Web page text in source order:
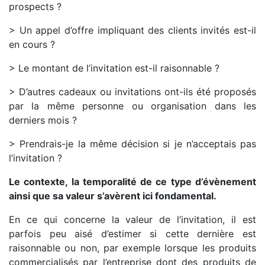
prospects ?
> Un appel d’offre impliquant des clients invités est-il
en cours ?
> Le montant de l’invitation est-il raisonnable ?
> D’autres cadeaux ou invitations ont-ils été proposés
par la même personne ou organisation dans les
derniers mois ?
> Prendrais-je la même décision si je n’acceptais pas
l’invitation ?
Le contexte, la temporalité de ce type d’évènement
ainsi que sa valeur s’avèrent ici fondamental.
En ce qui concerne la valeur de l’invitation, il est
parfois peu aisé d’estimer si cette dernière est
raisonnable ou non, par exemple lorsque les produits
commercialisés par l’entreprise dont des produits de